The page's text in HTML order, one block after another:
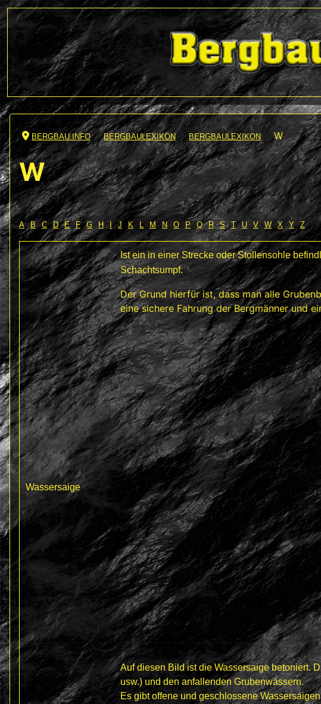
BERGBAU.INFO BERGBAULEXIKON BERGBAULEXIKON W
W
DetailsZugriffe: 10986
A B C D E F G H J K L M N O P Q R S T U V W X Y Z
Wassersaige
Ist ein in einer Strecke oder Stollensohle
Schachtsumpf.
Der Grund hierfür ist, dass man alle
eine sichere Fahrung der Bergmänner und
Auf diesen Bild ist die Wassersaige betoniert.
usw.) und den anfallenden Grubenwässern.
Es gibt offene und geschlossene